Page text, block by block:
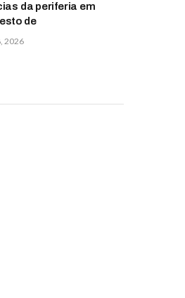
da periferia em
de
2026